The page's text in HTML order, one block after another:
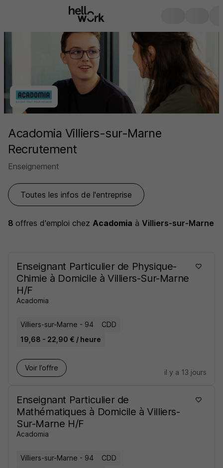
Acadomia Villiers-sur-Marne
Recrutement
Enseignement
Toutes les infos de l'entreprise
8 offres d'emploi chez Acadomia à Villiers-sur-Marne
Enseignant Particulier de Physique-
Chimie à Domicile à Villiers-Sur-Marne
H/F
Acadomia
Villiers-sur-Marne - 94
CDD
19,68 - 22,90 € / heure
Voir l’offre
il y a 13 jours
Enseignant Particulier de
Mathématiques à Domicile à Villiers-
Sur-Marne H/F
Acadomia
Villiers-sur-Marne - 94
CDD